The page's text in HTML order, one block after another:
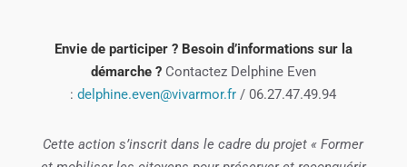
Envie de participer ? Besoin d’informations sur la
démarche ? Contactez Delphine Even
:delphine.even@vivarmor.fr / 06.27.47.49.94
Cette action s’inscrit dans le cadre du projet « Former